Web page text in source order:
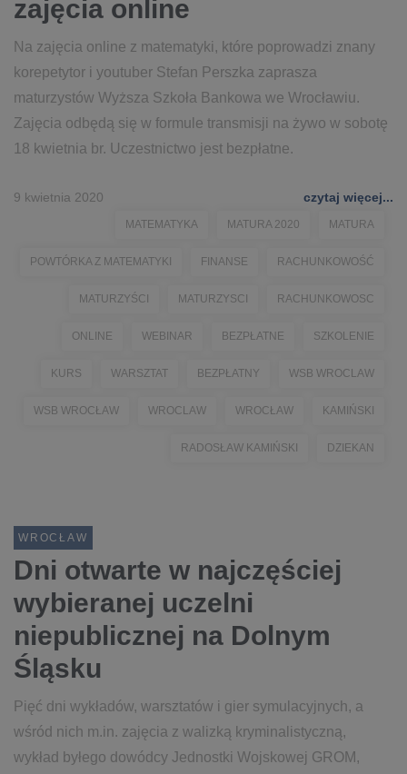
zajęcia online
Na zajęcia online z matematyki, które poprowadzi znany
korepetytor i youtuber Stefan Perszka zaprasza
maturzystów Wyższa Szkoła Bankowa we Wrocławiu.
Zajęcia odbędą się w formule transmisji na żywo w sobotę
18 kwietnia br. Uczestnictwo jest bezpłatne.
9 kwietnia 2020 czytaj więcej...
MATEMATYKA MATURA 2020 MATURA
POWTÓRKA Z MATEMATYKI FINANSE RACHUNKOWOŚĆ
MATURZYŚCI MATURZYSCI RACHUNKOWOSC
ONLINE WEBINAR BEZPŁATNE SZKOLENIE
KURS WARSZTAT BEZPŁATNY WSB WROCLAW
WSB WROCŁAW WROCLAW WROCŁAW KAMIŃSKI
RADOSŁAW KAMIŃSKI DZIEKAN
WROCŁAW
Dni otwarte w najczęściej
wybieranej uczelni
niepublicznej na Dolnym
Śląsku
Pięć dni wykładów, warsztatów i gier symulacyjnych, a
wśród nich m.in. zajęcia z walizką kryminalistyczną,
wykład byłego dowódcy Jednostki Wojskowej GROM,